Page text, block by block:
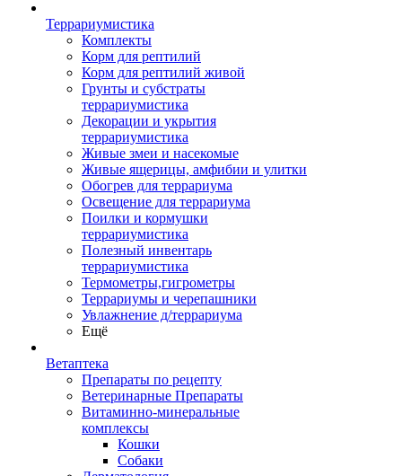
Террариумистика
Комплекты
Корм для рептилий
Корм для рептилий живой
Грунты и субстраты
террариумистика
Декорации и укрытия
террариумистика
Живые змеи и насекомые
Живые ящерицы, амфибии и улитки
Обогрев для террариума
Освещение для террариума
Поилки и кормушки
террариумистика
Полезный инвентарь
террариумистика
Термометры,гигрометры
Террариумы и черепашники
Увлажнение д/террариума
Ещё
Ветаптека
Препараты по рецепту
Ветеринарные Препараты
Витаминно-минеральные
комплексы
Кошки
Собаки